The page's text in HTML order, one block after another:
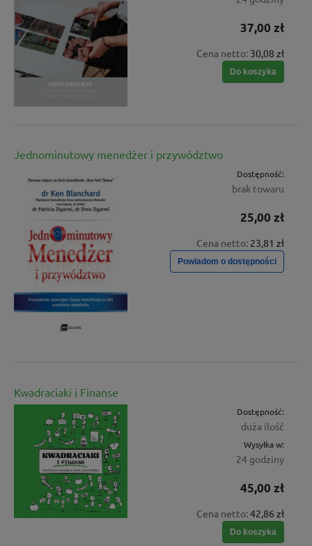
37,00 zł
Cena netto: 30,08 zł
Do koszyka
Jednominutowy menedżer i przywództwo
Dostępność:
brak towaru
25,00 zł
Cena netto: 23,81 zł
Powiadom o dostępności
Kwadraciaki i Finanse
Dostępność:
duża ilość
Wysyłka w:
24 godziny
45,00 zł
Cena netto:42,86 zł
Do koszyka